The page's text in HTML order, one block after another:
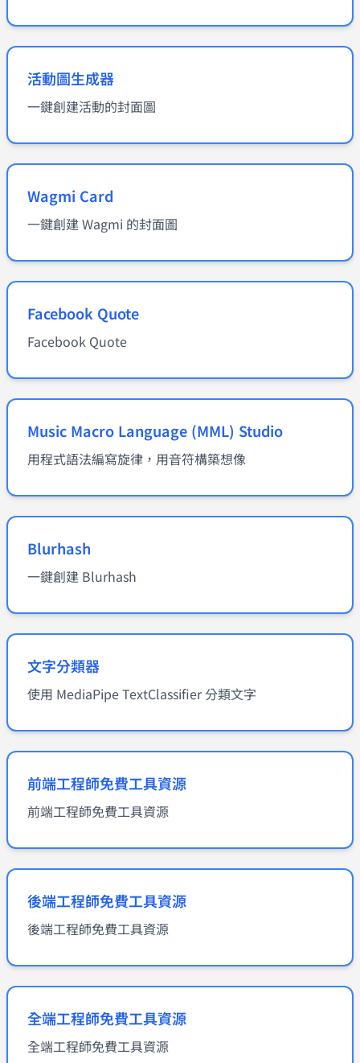
活動圖生成器
一鍵創建活動的封面圖
Wagmi Card
一鍵創建 Wagmi 的封面圖
Facebook Quote
Facebook Quote
Music Macro Language (MML) Studio
用程式語法編寫旋律，用音符構築想像
Blurhash
一鍵創建 Blurhash
文字分類器
使用 MediaPipe TextClassifier 分類文字
前端工程師免費工具資源
前端工程師免費工具資源
後端工程師免費工具資源
後端工程師免費工具資源
全端工程師免費工具資源
全端工程師免費工具資源